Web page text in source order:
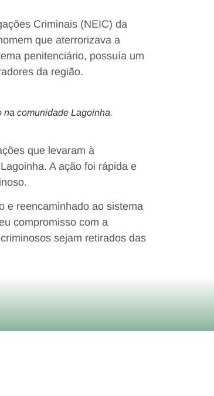
Criminais (NEIC) da
que aterrorizava a
penitenciário, possuía um
da região.
na comunidade Lagoinha.
que levaram à
A ação foi rápida e
e reencaminhado ao sistema
compromisso com a
sejam retirados das